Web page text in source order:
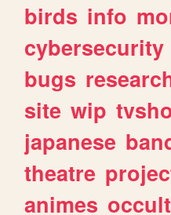
birds info
cybersecurity
bugs
site wip
japanese
theatre
animes occult